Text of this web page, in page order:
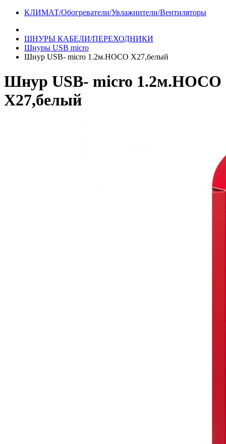
КЛИМАТ/Обогреватели/Увлажнители/Вентиляторы
ШНУРЫ КАБЕЛИ/ПЕРЕХОДНИКИ
Шнуры USB micro
Шнур USB- micro 1.2м.HOCO X27,белый
Шнур USB- micro 1.2м.HOCO
X27,белый